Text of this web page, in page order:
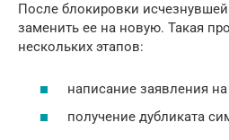
После блокировки
заменить ее на новую. Такая
нескольких этапов:
написание заявления
получение дубликата